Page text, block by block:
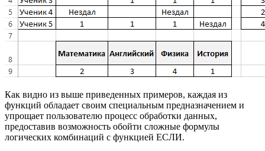
Как видно из выше приведенных примеров, каждая из
функций обладает своим специальным предназначением и
упрощает пользователю процесс обработки данных,
предоставив возможность обойти сложные формулы
логических комбинаций с функцией ЕСЛИ.